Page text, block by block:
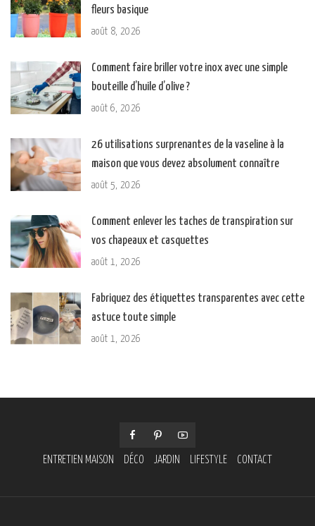
fleurs basique
août 8, 2026
Comment faire briller votre inox avec une simple
bouteille d’huile d’olive ?
août 6, 2026
26 utilisations surprenantes de la vaseline à la
maison que vous devez absolument connaître
août 5, 2026
Comment enlever les taches de transpiration sur
vos chapeaux et casquettes
août 1, 2026
Fabriquez des étiquettes transparentes avec cette
astuce toute simple
août 1, 2026
ENTRETIEN MAISON DÉCO JARDIN LIFESTYLE CONTACT